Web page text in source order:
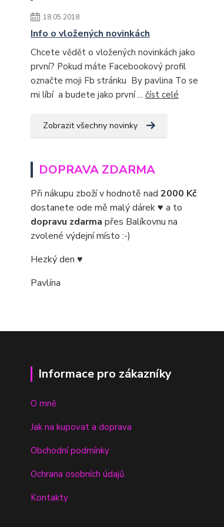
18.05.2018
Info o vložených novinkách
Chcete vědět o vložených novinkách jako
první? Pokud máte Facebookový profil
označte moji Fb stránku By pavlina To se
mi líbí a budete jako první ... číst celé
Zobrazit všechny novinky
DOPRAVA ZDARMA
Při nákupu zboží v hodnotě nad 2000 Kč
dostanete ode mě malý dárek ♥ a to
dopravu zdarma přes Balíkovnu na
zvolené výdejní místo :-)
Hezký den ♥
Pavlína
Informace pro zákazníky
O mně
Jak na kupovat a doprava
Obchodní podmínky
Ochrana osobních údajů
Kontakty